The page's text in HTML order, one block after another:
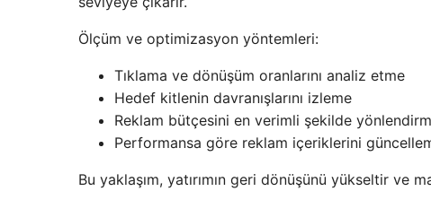
Ölçüm ve optimizasyon yöntemleri:
Tıklama ve dönüşüm oranlarını analiz etme
Hedef kitlenin davranışlarını izleme
Reklam bütçesini en verimli şekilde
Performansa göre reklam içeriklerini
Bu yaklaşım, yatırımın geri dönüşünü yükseltir ve